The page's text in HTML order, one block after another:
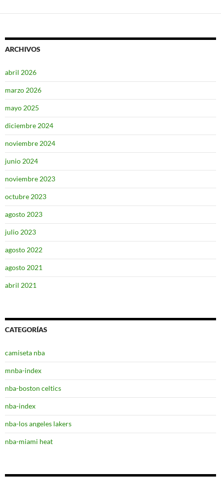
ARCHIVOS
abril 2026
marzo 2026
mayo 2025
diciembre 2024
noviembre 2024
junio 2024
noviembre 2023
octubre 2023
agosto 2023
julio 2023
agosto 2022
agosto 2021
abril 2021
CATEGORÍAS
camiseta nba
mnba-index
nba-boston celtics
nba-index
nba-los angeles lakers
nba-miami heat